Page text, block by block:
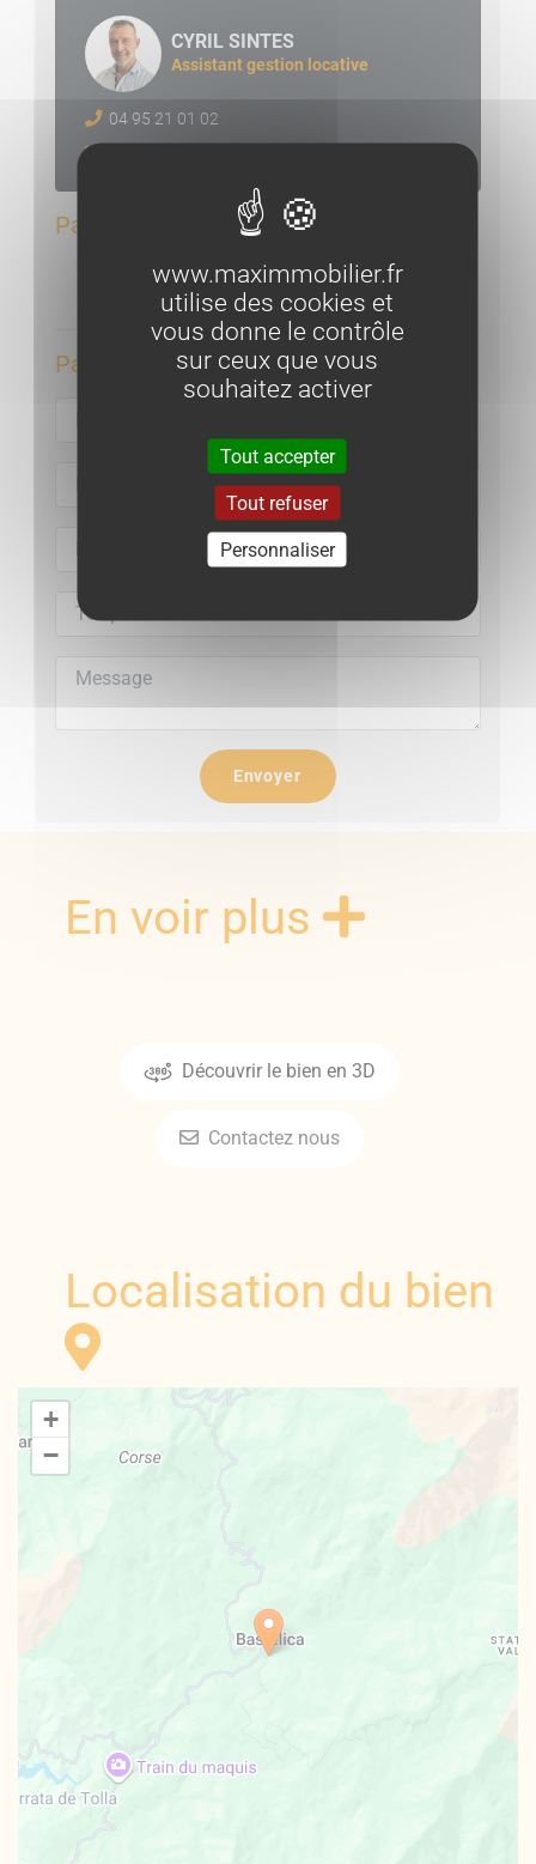
CYRIL SINTES
Assistant gestion locative
04 95 21 01 02
Par téléphone
Appeler l'agence
Par email :
Envoyer
En voir plus
Découvrir le bien en 3D
Contactez nous
Localisation du bien
+
−
www.maximmobilier.fr
utilise des cookies et
vous donne le contrôle
sur ceux que vous
souhaitez activer
Tout accepter
Tout refuser
Personnaliser